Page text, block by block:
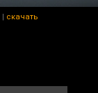
| скачать